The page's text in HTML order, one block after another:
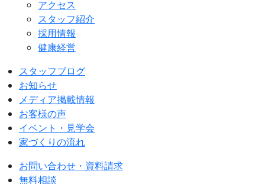
アクセス
スタッフ紹介
採用情報
健康経営
スタッフブログ
お知らせ
メディア掲載情報
お客様の声
イベント・見学会
家づくりの流れ
お問い合わせ・資料請求
無料相談